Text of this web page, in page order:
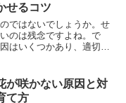
せるコツ
ではないでしょうか。せ
のは残念ですよね。で
はいくつかあり、適切な
が咲かない原因と対
て方